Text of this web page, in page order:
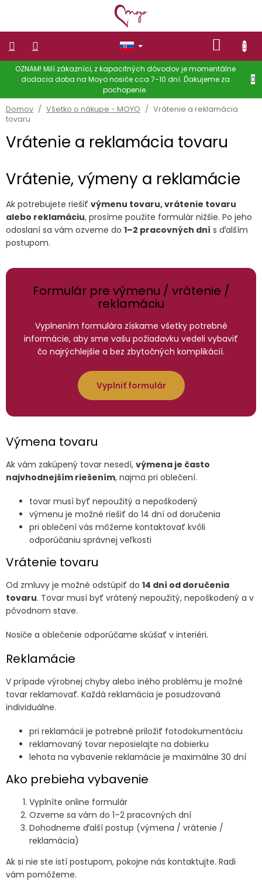
OZNAM! Milí zákazníci, z kapacitných dôvodov je momentálne
dodacia doba na Moyo nosiče cca 7-10 dní. Ďakujeme za
pochopenie.
KOŠÍK
NOSIČE
NOSENIE
DETÍ
Dámske
OBLEČENIE
PRE
Zľavy
Doplnky
obchodu
Prihlásenie
Domov / Všetko o nákupe - MOYO / Vrátenie a reklamácia
tovaru
Vrátenie a reklamácia tovaru
Vrátenie, výmeny a reklamácie
Ak potrebujete riešiť výmenu tovaru, vrátenie tovaru
alebo reklamáciu, prosíme použite formulár nižšie. Po jeho
odoslaní sa vám ozveme do 1–2 pracovných dní s ďalším
postupom.
Formulár pre výmenu / vrátenie /
reklamáciu
Vyplnením formulára získame všetky potrebné
informácie, aby sme vašu požiadavku vedeli vybaviť
čo najrýchlejšie a bez zbytočných komplikácií.
Vyplniť formulár
Výmena tovaru
Ak vám zakúpený tovar nesedí, výmena je často
najvhodnejším riešením, najmä pri oblečení.
tovar musí byť nepoužitý a nepoškodený
výmenu je možné riešiť do 14 dní od doručenia
pri oblečení vás môžeme kontaktovať kvôli
odporúčaniu správnej veľkosti
Vrátenie tovaru
Od zmluvy je možné odstúpiť do 14 dní od doručenia
tovaru. Tovar musí byť vrátený nepoužitý, nepoškodený a v
pôvodnom stave.
Nosiče a oblečenie odporúčame skúšať v interiéri.
Reklamácie
V prípade výrobnej chyby alebo iného problému je možné
tovar reklamovať. Každá reklamácia je posudzovaná
individuálne.
pri reklamácii je potrebné priložiť fotodokumentáciu
reklamovaný tovar neposielajte na dobierku
lehota na vybavenie reklamácie je maximálne 30 dní
Ako prebieha vybavenie
Vyplníte online formulár
Ozveme sa vám do 1–2 pracovných dní
Dohodneme ďalší postup (výmena / vrátenie /
reklamácia)
Ak si nie ste istí postupom, pokojne nás kontaktujte. Radi
vám pomôžeme.